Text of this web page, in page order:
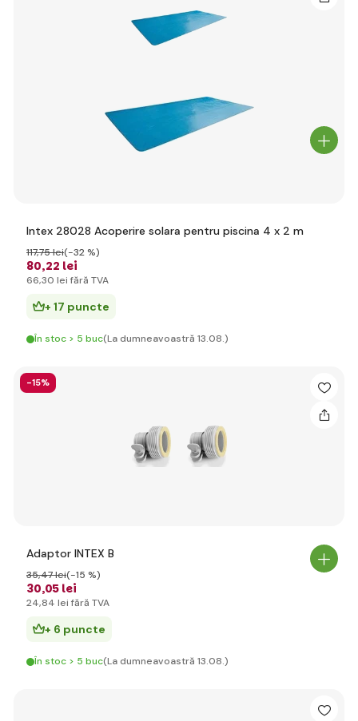
Intex 28028 Acoperire solara pentru piscina 4 x 2 m
80,22 lei
117,75 lei(-32 %)
66,30 lei fără TVA
+ 17 puncte
În stoc > 5 buc(La dumneavoastră 13.08.)
-15%
Adaptor INTEX B
30,05 lei
35,47 lei(-15 %)
24,84 lei fără TVA
+ 6 puncte
În stoc > 5 buc(La dumneavoastră 13.08.)